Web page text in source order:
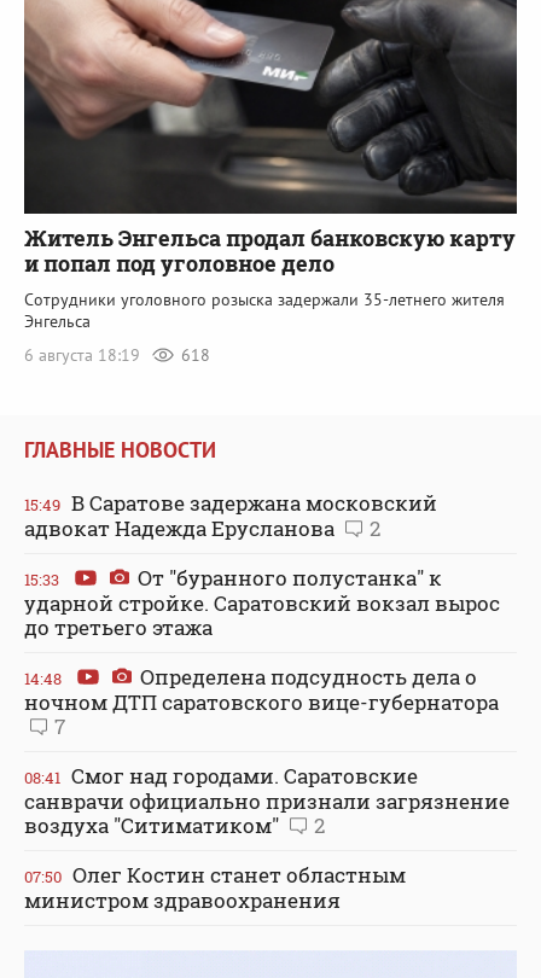
Житель Энгельса продал банковскую карту
и попал под уголовное дело
Сотрудники уголовного розыска задержали 35-летнего жителя
Энгельса
6 августа 18:19
618
ГЛАВНЫЕ НОВОСТИ
15:49 В Саратове задержана московский
адвокат Надежда Ерусланова
2
15:33
От "буранного полустанка" к
ударной стройке. Саратовский вокзал вырос
до третьего этажа
14:48
Определена подсудность дела о
ночном ДТП саратовского вице-губернатора
7
08:41 Смог над городами. Саратовские
санврачи официально признали загрязнение
воздуха "Ситиматиком"
2
07:50 Олег Костин станет областным
министром здравоохранения